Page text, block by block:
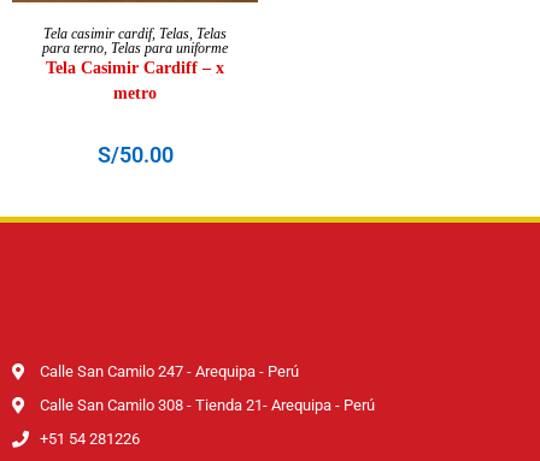
AÑADIR AL CARRITO
Tela casimir cardif, Telas, Telas
para terno, Telas para uniforme
Tela Casimir Cardiff – x
metro
S/50.00
Calle San Camilo 247 - Arequipa - Perú
Calle San Camilo 308 - Tienda 21- Arequipa - Perú
+51 54 281226